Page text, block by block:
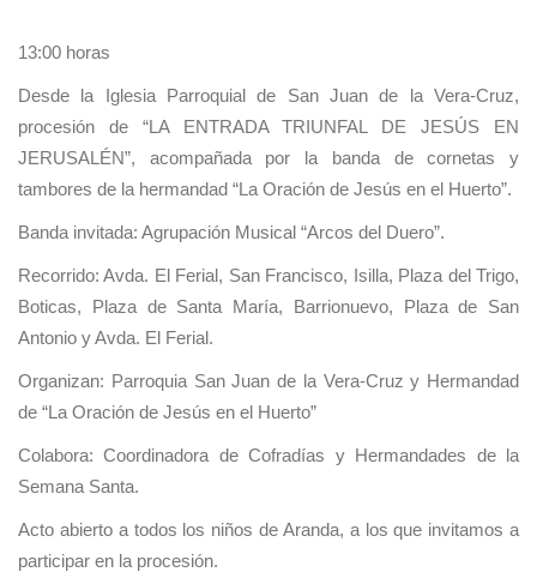
13:00 horas
Desde la Iglesia Parroquial de San Juan de la Vera-Cruz,
procesión de “LA ENTRADA TRIUNFAL DE JESÚS EN
JERUSALÉN”, acompañada por la banda de cornetas y
tambores de la hermandad “La Oración de Jesús en el Huerto”.
Banda invitada: Agrupación Musical “Arcos del Duero”.
Recorrido: Avda. El Ferial, San Francisco, Isilla, Plaza del Trigo,
Boticas, Plaza de Santa María, Barrionuevo, Plaza de San
Antonio y Avda. El Ferial.
Organizan: Parroquia San Juan de la Vera-Cruz y Hermandad
de “La Oración de Jesús en el Huerto”
Colabora: Coordinadora de Cofradías y Hermandades de la
Semana Santa.
Acto abierto a todos los niños de Aranda, a los que invitamos a
participar en la procesión.